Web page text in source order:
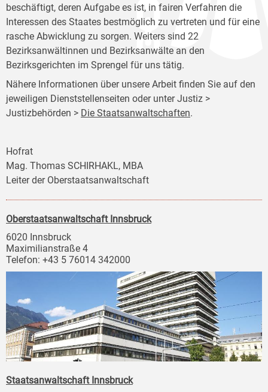
beschäftigt, deren Aufgabe es ist, in fairen Verfahren die
Interessen des Staates bestmöglich zu vertreten und für eine
rasche Abwicklung zu sorgen. Weiters sind 22
Bezirksanwältinnen und Bezirksanwälte an den
Bezirksgerichten im Sprengel für uns tätig.
Nähere Informationen über unsere Arbeit finden Sie auf den
jeweiligen Dienststellenseiten oder unter Justiz >
Justizbehörden > Die Staatsanwaltschaften.
Hofrat
Mag. Thomas SCHIRHAKL, MBA
Leiter der Oberstaatsanwaltschaft
Oberstaatsanwaltschaft Innsbruck
6020 Innsbruck
Maximilianstraße 4
Telefon: +43 5 76014 342000
Staatsanwaltschaft Innsbruck